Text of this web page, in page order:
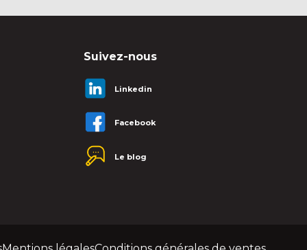
Suivez-nous
Linkedin
Facebook
Le blog